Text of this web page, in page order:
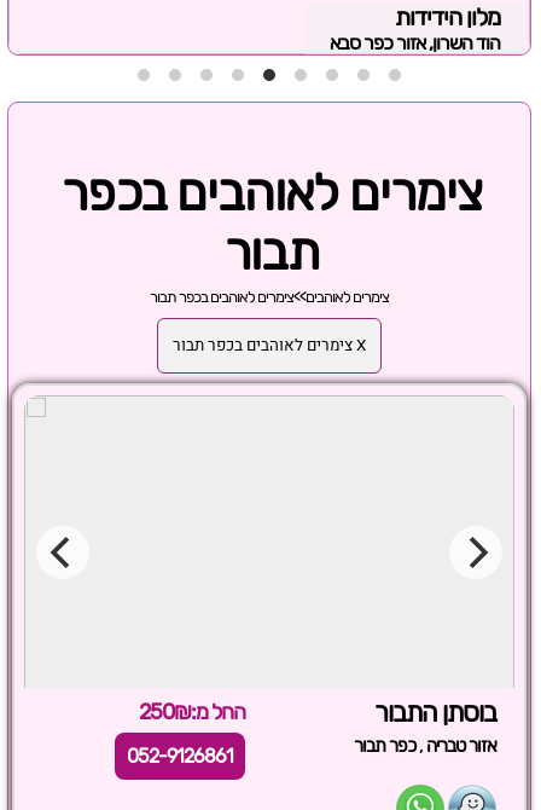
מלון הידידות
הוד השרון, אזור כפר סבא
צימרים לאוהבים בכפר
תבור
צימרים לאוהבים>>צימרים לאוהבים בכפר תבור
X צימרים לאוהבים בכפר תבור
בוסתן התבור החל מ:250₪
אזור טבריה ,כפר תבור 052-9126861